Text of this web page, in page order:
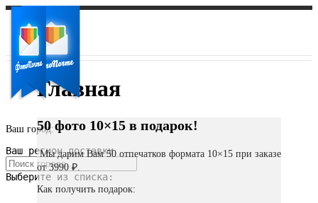
Ваш город:
Ваш регион доставки
Выберите из списка:
Главная
50 фото 10×15 в подарок!
Мы дарим Вам 50 отпечатков формата 10×15 при заказе
от 3990 ₽.
Как получить подарок: